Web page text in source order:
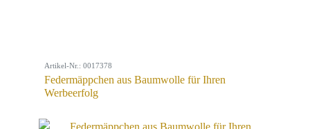
Artikel-Nr.: 0017378
Federmäppchen aus Baumwolle für Ihren
Werbeerfolg